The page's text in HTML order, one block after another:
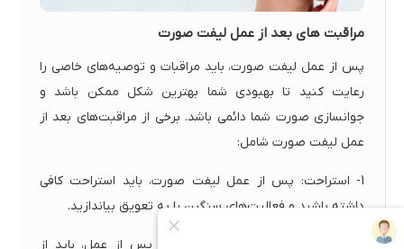
مراقبت های بعد از عمل لیفت صورت
پس از عمل لیفت صورت، باید مراقبات و توصیه‌های خاصی را
رعایت کنید تا بهبودی شما بهترین شکل ممکن باشد و
جوانسازی صورت شما دائمی باشد. برخی از مراقبت‌های بعد از
عمل لیفت صورت شامل:
1- استراحت: پس از عمل لیفت صورت، باید استراحت کافی
داشته باشید و فعالیت‌های سنگین را به تعویق بیاندازید.
2- استفاده از یخچال: در روزهای اول پس از عمل، باید از